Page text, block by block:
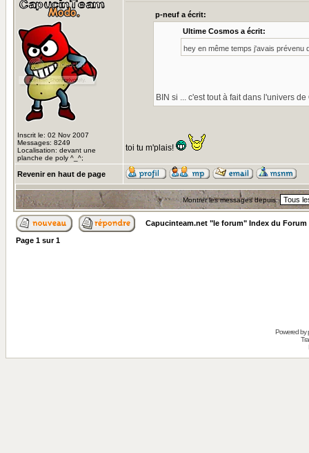
Inscrit le: 02 Nov 2007
Messages: 8249
Localisation: devant une
planche de poly ^_^;
p-neuf a écrit:
Ultime Cosmos a écrit:
hey en même temps j'avais
BIN si ... c'est tout à fait dans l'univers de
toi tu m'plais!
Revenir en haut de page
Montrer les messages depuis:
Capucinteam.net "le forum" Index du Forum
Page 1 sur1
Powered by